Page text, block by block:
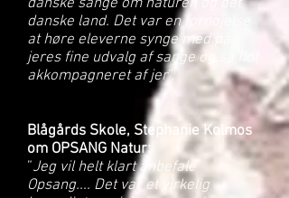
danske sange om naturen og det
danske land. Det var en fornøjelse
at høre eleverne synge med på
jeres fine udvalg af sange og så flot
akkompagneret af jer”.
Blågårds Skole, Stephanie Kolmos
om OPSANG Natur:
”Jeg vil helt klart anbefale
Opsang.... Det var et virkelig